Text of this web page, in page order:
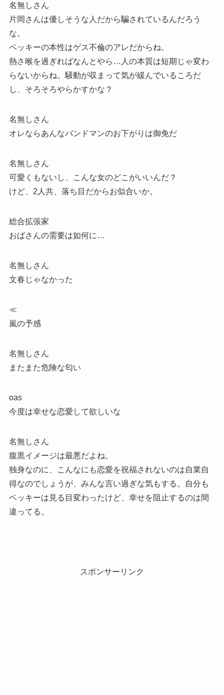
名無しさん
片岡さんは優しそうな人だから騙されているんだろう
な。
ベッキーの本性はゲス不倫のアレだからね。
熱さ喉を過ぎればなんとやら…人の本質は短期じゃ変わ
らないからね。騒動が収まって気が緩んでいるころだ
し、そろそろやらかすかな？
名無しさん
オレならあんなバンドマンのお下がりは御免だ
名無しさん
可愛くもないし、こんな女のどこがいいんだ？
けど、2人共、落ち目だからお似合いか。
総合拡張家
おばさんの需要は如何に…
名無しさん
文春じゃなかった
≪
嵐の予感
名無しさん
またまた危険な匂い
oas
今度は幸せな恋愛して欲しいな
名無しさん
腹黒イメージは最悪だよね。
独身なのに、こんなにも恋愛を祝福されないのは自業自
得なのでしょうが、みんな言い過ぎな気もする。自分も
ベッキーは見る目変わったけど、幸せを阻止するのは間
違ってる。
スポンサーリンク